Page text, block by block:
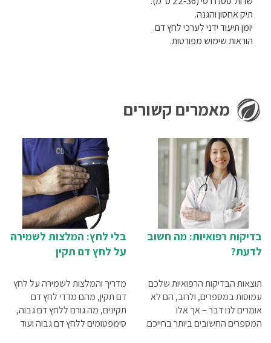
תיק אחסון והגנה.
יומן תיעוד ידני לערכי לחץ דם.
הוראות שימוש מפורטות.
מאמרים קשורים
בדיקות רפואיות: מה חשוב
לדעת?
תוצאות הבדיקות הרפואיות שלכם
עמוסות במספרים, ולרוב, הם לא
אומרים לנו דבר – אך אלו
המספרים החשובים ביותר בחייכם.
בלי לחץ: המלצות לשמירה
על לחץ דם תקין
מדריך והמלצות לשמירה על לחץ
דם תקין, מהם מדדי לחץ דם
תקינים, מה גורם ללחץ דם גבוה,
סימפטומים ללחץ דם גבוה ועוד